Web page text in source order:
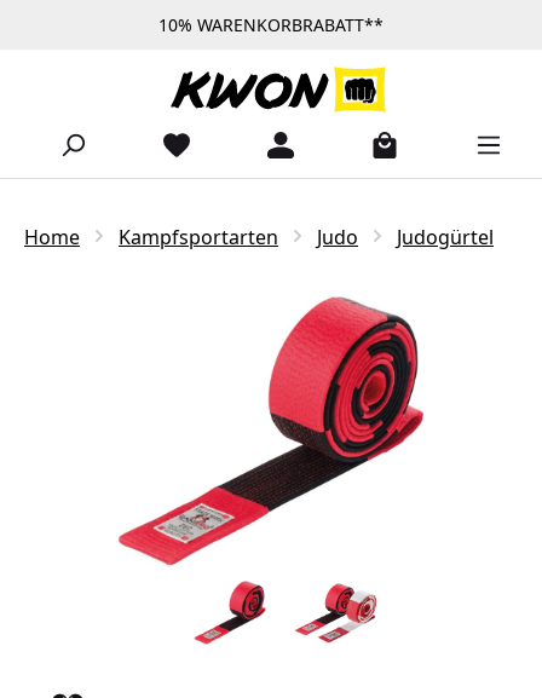
Zum Hauptinhalt springen10% WARENKORBRABATT**
Home Kampfsportarten Judo Judogürtel